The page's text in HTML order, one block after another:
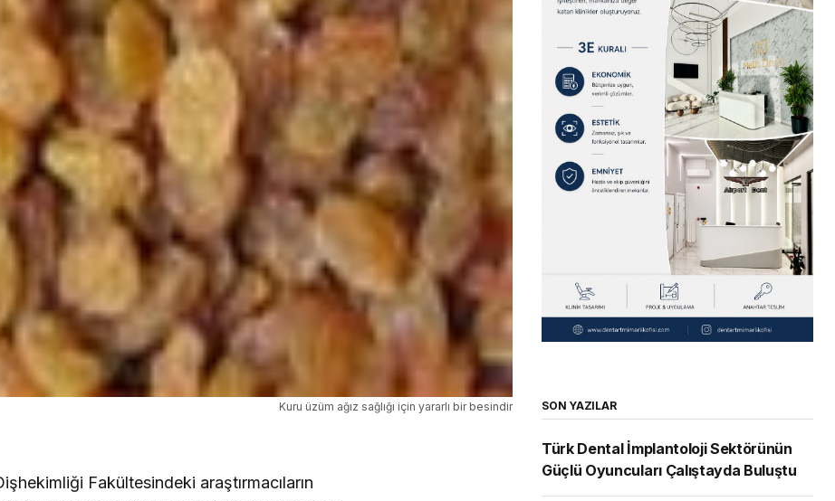
Kuru üzüm ağız sağlığı için yararlı bir besindir
Fakültesindeki araştırmacıların
SON YAZILAR
Türk Dental İmplantoloji Sektörünün
Güçlü Oyuncuları Çalıştayda Buluştu